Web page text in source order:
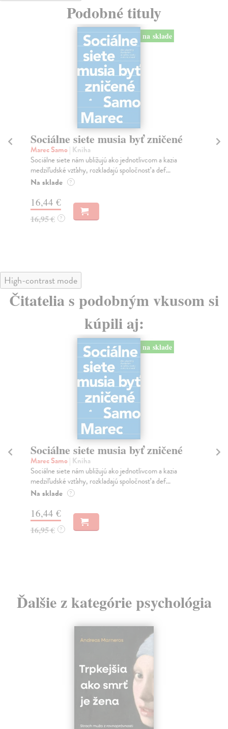
Podobné tituly
na sklade
Sociálne siete musia byť zničené
Marec Samo| Kniha
Sociálne siete nám ubližujú ako jednotlivcom a kazia
medziľudské vzťahy, rozkladajú spoločnosť a def...
Na sklade ?
16,44 €
16,95 € ?
High-contrast mode
Čitatelia s podobným vkusom si
kúpili aj:
na sklade
Sociálne siete musia byť zničené
Marec Samo| Kniha
Sociálne siete nám ubližujú ako jednotlivcom a kazia
medziľudské vzťahy, rozkladajú spoločnosť a def...
Na sklade ?
16,44 €
16,95 € ?
Ďalšie z kategórie psychológia